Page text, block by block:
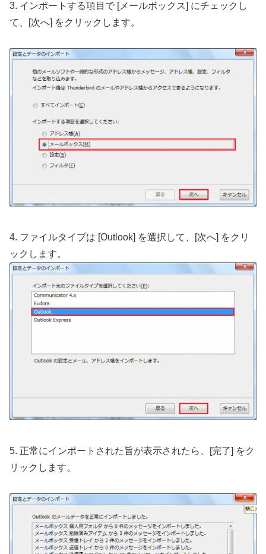
3. インポートする項目で [メールボックス] にチェックし
て、[次へ] をクリックします。
4. ファイルタイプは [Outlook] を選択して、[次へ] をクリ
ックします。
5. 正常にインポートされた旨が表示されたら、[完了] をク
リックします。